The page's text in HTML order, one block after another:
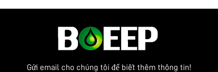
Gửi email cho chúng tôi để biết thêm thông tin!